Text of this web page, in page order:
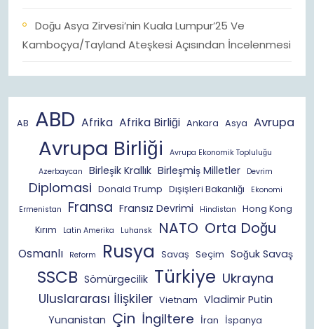
Doğu Asya Zirvesi’nin Kuala Lumpur’25 Ve
Kamboçya/Tayland Ateşkesi Açısından İncelenmesi
AB ABD Afrika Afrika Birliği Ankara Asya Avrupa
Avrupa Birliği
Avrupa Ekonomik Topluluğu
Azerbaycan
Birleşik Krallık Birleşmiş Milletler Devrim
Diplomasi Donald Trump Dışişleri Bakanlığı
Ekonomi
Ermenistan
Fransa Fransız Devrimi Hindistan
Hong Kong
Kırım
Latin Amerika Luhansk NATO Orta Doğu
Osmanlı Reform Rusya Savaş Seçim Soğuk Savaş
SSCB Sömürgecilik Türkiye Ukrayna
Uluslararası İlişkiler Vietnam Vladimir Putin
Yunanistan Çin İngiltere İran İspanya